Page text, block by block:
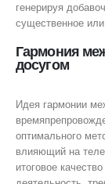
генерируя
существенное или
Гармония
досугом
Идея гармонии
оптимального
влияющий на
итоговое